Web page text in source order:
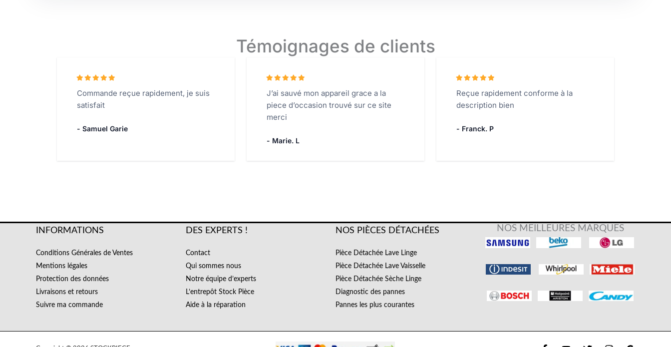
Témoignages de clients
Commande reçue rapidement, je suis
satisfait
- Samuel Garie
J’ai sauvé mon appareil grace a la
piece d’occasion trouvé sur ce site
merci
- Marie. L
Reçue rapidement conforme à la
description bien
- Franck. P
INFORMATIONS
Conditions Générales de Ventes
Mentions légales
Protection des données
Livraisons et retours
Suivre ma commande
DES EXPERTS !
Contact
Qui sommes nous
Notre équipe d’experts
L’entrepôt Stock Pièce
Aide à la réparation
NOS PIÈCES DÉTACHÉES
Pièce Détachée Lave Linge
Pièce Détachée Lave Vaisselle
Pièce Détachée Sèche Linge
Diagnostic des pannes
Pannes les plus courantes
NOS MEILLEURES MARQUES